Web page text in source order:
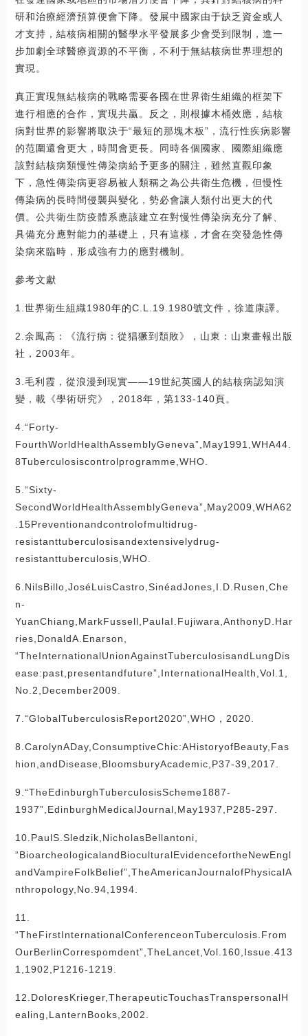
研和治療經濟預算便會下降。發展中國家由于缺乏資金或人
才支持，結核病相關的醫學水平發展多少會受到限制，進一
步加劇全球醫療資源的不平衡，不利于無結核病世界理想的
實現。
真正實現無結核病的戰略需要各國在世界衛生組織的框架下
進行相應的合作，實現共贏。反之，則根據木桶效應，結核
病對世界的影響將取決于“最短的那塊木板”，流行性疾病影響
的范圍還會更大，時間會更長。同時各個國家、國際組織應
該對結核病類慢性傳染病給予更多的關注，雖然直觀印象
下，急性傳染病更容易被人類稱之為公共衛生危機，但慢性
傳染病的長時間侵襲與變化，勢必會讓人類付出更大的代
價。公共衛生防疫體系應該建立在對慢性傳染病充分了解、
具備充分應對能力的基礎上，只有這樣，才會在突發急性傳
染病來臨時，形成強有力的應對機制。
參考文獻
1.世界衛生組織1980年的C.L.19.1980號文件，徐道康譯。
2.余鳳高：《流行病：從猖獗到頹敗》，山東：山東畫報出版
社，2003年。
3.毛利霞，從浪漫到現實——19世紀英國人的結核病認知演
變，載《學術研究》，2018年，第133-140頁。
4.“Forty-
FourthWorldHealthAssemblyGeneva”,May1991,WHA44.
8Tuberculosiscontrolprogramme,WHO.
5.“Sixty-
SecondWorldHealthAssemblyGeneva”,May2009,WHA62
.15Preventionandcontrolofmultidrug-
resistanttuberculosisandextensivelydrug-
resistanttuberculosis,WHO.
6.NilsBillo,JoséLuisCastro,SinéadJones,I.D.Rusen,Che
n-
YuanChiang,MarkFussell,PaulaI.Fujiwara,AnthonyD.Har
ries,DonaldA.Enarson,
“TheInternationalUnionAgainstTuberculosisandLungDis
ease:past,presentandfuture”,InternationalHealth,Vol.1,
No.2,December2009.
7.“GlobalTuberculosisReport2020”,WHO，2020.
8.CarolynADay,ConsumptiveChic:AHistoryofBeauty,Fas
hion,andDisease,BloomsburyAcademic,P37-39,2017.
9.“TheEdinburghTuberculosisScheme1887-
1937”,EdinburghMedicalJournal,May1937,P285-297.
10.PaulS.Sledzik,NicholasBellantoni,
“BioarcheologicalandBioculturalEvidencefortheNewEngl
andVampireFolkBelief”,TheAmericanJournalofPhysicalA
nthropology,No.94,1994.
11.
“TheFirstInternationalConferenceonTuberculosis.From
OurBerlinCorrespomdent”,TheLancet,Vol.160,Issue.413
1,1902,P1216-1219.
12.DoloresKrieger,TherapeuticTouchasTranspersonalH
ealing,LanternBooks,2002.